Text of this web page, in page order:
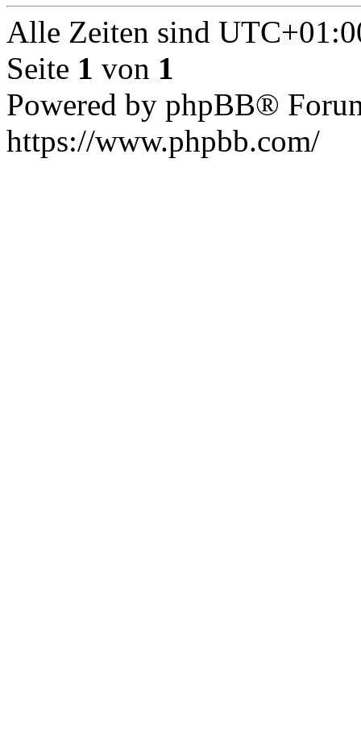
Alle Zeiten sind
Seite 1 von 1
Powered by phpBB®
https://www.phpbb.com/